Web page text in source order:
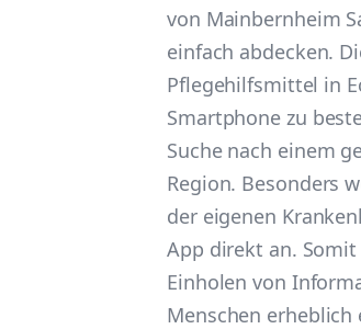
von Mainbernheim
einfach abdecken.
Pflegehilfsmittel in
Smartphone zu
Suche nach einem
Region. Besonders
der eigenen
App direkt an.
Einholen von
Menschen erheblich